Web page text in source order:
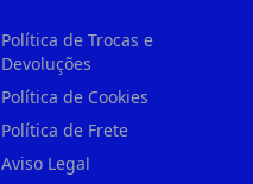
Política de Trocas e
Devoluções
Política de Cookies
Política de Frete
Aviso Legal